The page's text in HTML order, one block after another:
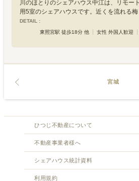
川のほとりのシェアハウス中江は、リモー
用5室のシェアハウスです。近くを流れる梅
DETAIL :
東照宮駅 徒歩18分 他
女性 外国人歓迎
宮城
ひつじ不動産について
不動産事業者様へ
シェアハウス統計資料
利用規約